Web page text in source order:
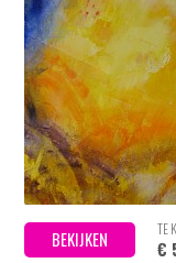
BEKIJKEN TE
€